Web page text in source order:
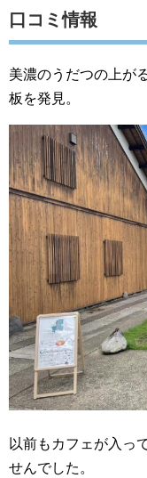
口コミ情報
美濃のうだつの上が
板を発見。
以前もカフェが入っ
せんでした。